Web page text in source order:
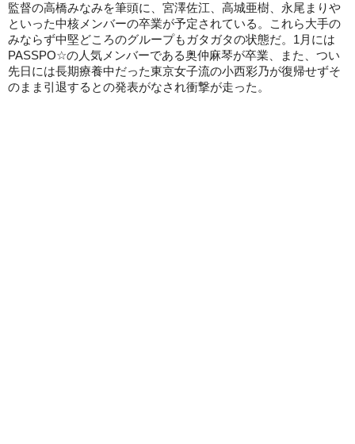
監督の高橋みなみを筆頭に、宮澤佐江、高城亜樹、永尾まりや
といった中核メンバーの卒業が予定されている。これら大手の
みならず中堅どころのグループもガタガタの状態だ。1月には
PASSPO☆の人気メンバーである奥仲麻琴が卒業、また、つい
先日には長期療養中だった東京女子流の小西彩乃が復帰せずそ
のまま引退するとの発表がなされ衝撃が走った。